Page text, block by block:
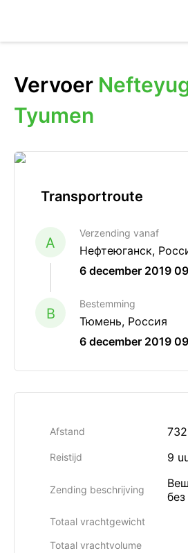
Vervoer
Tyumen
Transportroute
A
Verzending vanaf
Нефтеюганск,
6 december 2019
B
Bestemming
Тюмень, Россия
6 december 2019
Afstand
Reistijd 9
Zending beschrijving
Totaal vrachtgewicht
Totaal vrachtvolume